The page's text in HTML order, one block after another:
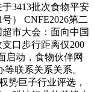
3413批次食物平安
） CNFE2026第二
市大会：面向中国
口步行距离仅200
启动，食物伙伴网
联系关系关系。
势巨子行业评选，